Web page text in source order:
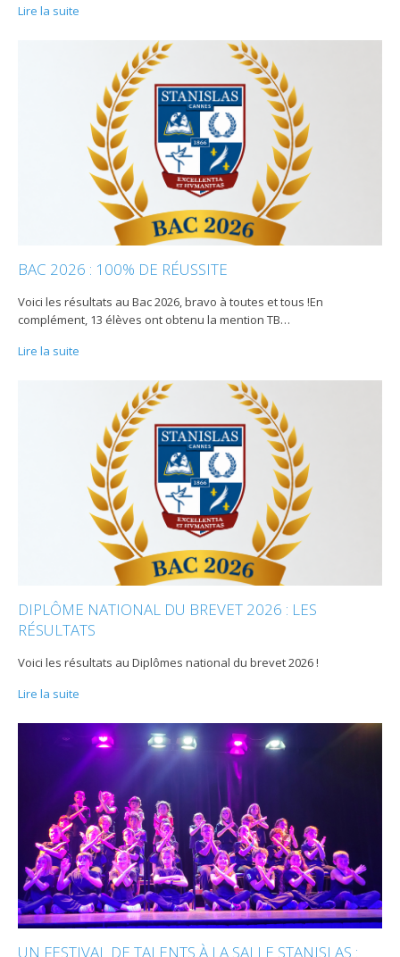
Lire la suite
BAC 2026 : 100% DE RÉUSSITE
Voici les résultats au Bac 2026, bravo à toutes et tous !En
complément, 13 élèves ont obtenu la mention TB…
Lire la suite
DIPLÔME NATIONAL DU BREVET 2026 : LES
RÉSULTATS
Voici les résultats au Diplômes national du brevet 2026 !
Lire la suite
UN FESTIVAL DE TALENTS À LA SALLE STANISLAS :